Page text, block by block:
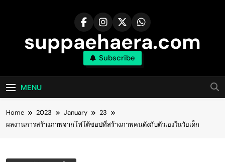
suppaehaera.com
Subscribe
MENU
Home 2023 January
23
ผลงานการสร้างภาพจากโฟโต้ชอปที่สร้างภาพคนดังกับตัวเองในวัยเด็ก